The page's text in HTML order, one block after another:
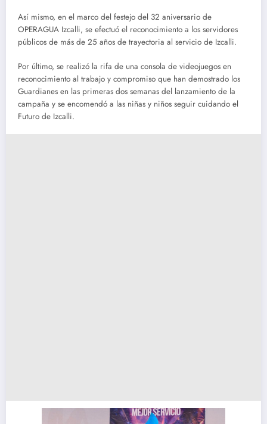
Así mismo, en el marco del festejo del 32 aniversario de
OPERAGUA Izcalli, se efectuó el reconocimiento a los servidores
públicos de más de 25 años de trayectoria al servicio de Izcalli.
Por último, se realizó la rifa de una consola de videojuegos en
reconocimiento al trabajo y compromiso que han demostrado los
Guardianes en las primeras dos semanas del lanzamiento de la
campaña y se encomendó a las niñas y niños seguir cuidando el
Futuro de Izcalli.